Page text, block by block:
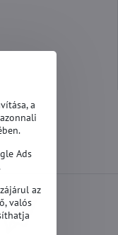
a
Ads
az
valós